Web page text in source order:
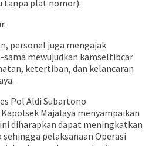
tanpa plat nomor).
personel juga mengajak
mewujudkan kamseltibcar
ketertiban, dan kelancaran
Pol Aldi Subartono
Kapolsek Majalaya menyampaikan
diharapkan dapat meningkatkan
pelaksanaan Operasi